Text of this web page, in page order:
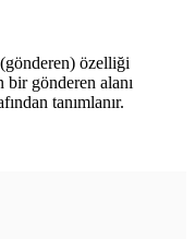
(gönderen) özelliği
bir gönderen alanı
tanımlanır.